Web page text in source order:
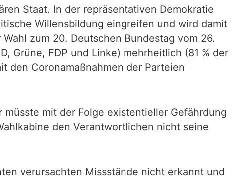
Staat. In der repräsentativen Demokratie
Willensbildung eingreifen und wird damit
zum 20. Deutschen Bundestag vom 26.
Grüne, FDP und Linke) mehrheitlich (81 % der
den Coronamaßnahmen der Parteien
mit der Folge existentieller Gefährdung
den Verantwortlichen nicht seine
verursachten Missstände nicht erkannt und